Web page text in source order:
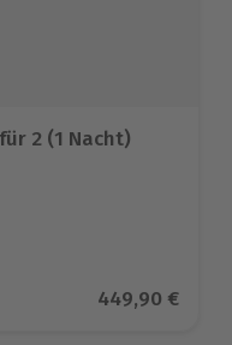
2 (1 Nacht)
Aktueller
449,90 €